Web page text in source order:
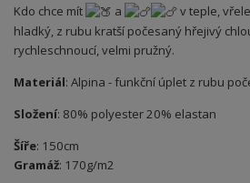
Kdo chce mít a
v teple,
hladký, z rubu kratší počesaný hřejivý
rychleschnoucí, velmi pružný.
Materiál: Alpina - funkční úplet z rubu
Složení: 80% polyester 20% elastan
Šíře: 150cm
Gramáž: 170g/m2